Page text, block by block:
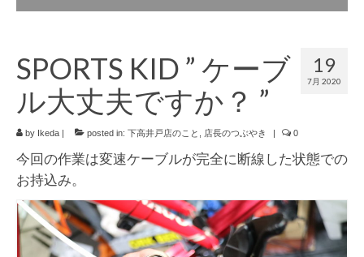
ブログ
商品情報
サイクルウェア
お知らせ
イベント/出店情報
アクセス・営業時間
19
7月 2020
SPORTS KID ” ケーブ
ル大丈夫ですか？ ”
by Ikeda | posted in: 下高井戸店のこと 店長のつぶやき | 0
今回の作業は変速ケーブルが完全に断線した状態での
お持込み。